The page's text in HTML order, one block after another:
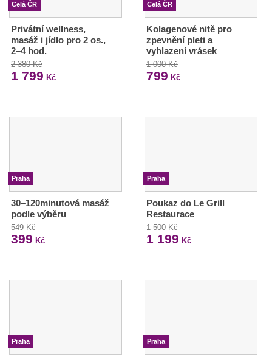
Celá ČR
Privátní wellness,
masáž i jídlo pro 2 os.,
2–4 hod.
2 380 Kč
1 799 Kč
Celá ČR
Kolagenové nitě pro
zpevnění pleti a
vyhlazení vrásek
1 000 Kč
799 Kč
Praha
30–120minutová masáž
podle výběru
549 Kč
399 Kč
Praha
Poukaz do Le Grill
Restaurace
1 500 Kč
1 199 Kč
Praha Praha